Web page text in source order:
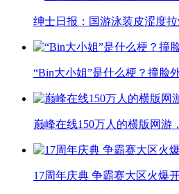
绅士日报：国游泳装皮涩度
“Bin大小姐”是什么梗？撞脸
巅峰在线150万人的横版网游
17周年庆典 争霸赛大区火爆